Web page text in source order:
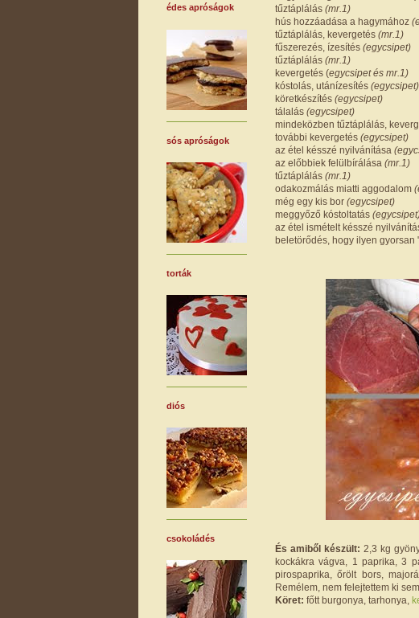
tűztáplálás (mr.1)
hús hozzáadása a hagymához
tűztáplálás, kevergetés (mr.1)
fűszerezés, ízesítés (egycsipet)
tűztáplálás (mr.1)
kevergetés (egycsipet és mr.1)
kóstolás, utánízesítés (egycsipet)
köretkészítés (egycsipet)
tálalás (egycsipet)
mindeközben tűztáplálás,
további kevergetés (egycsipet)
az étel késszé nyilvánítása
az előbbiek felülbírálása (mr.1)
tűztáplálás (mr.1)
odakozmálás miatti aggodalom
még egy kis bor (egycsipet)
meggyőző kóstoltatás
az étel ismételt késszé
beletörődés, hogy ilyen gyorsan
És amiből készült: 2,3 kg
kockákra vágva, 1 paprika, 3
pirospaprika, őrölt bors,
Remélem, nem felejtettem ki
Köret: főtt burgonya, tarhonya,
édes apróságok
sós apróságok
torták
diós
csokoládés